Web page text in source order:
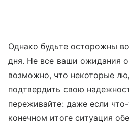
Однако будьте осторожны
дня. Не все ваши ожидания
возможно, что некоторые
подтвердить свою
переживайте: даже если
конечном итоге ситуация